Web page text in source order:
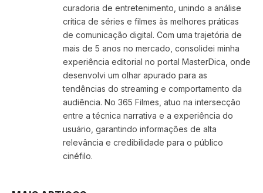
curadoria de entretenimento, unindo a análise
crítica de séries e filmes às melhores práticas
de comunicação digital. Com uma trajetória de
mais de 5 anos no mercado, consolidei minha
experiência editorial no portal MasterDica, onde
desenvolvi um olhar apurado para as
tendências do streaming e comportamento da
audiência. No 365 Filmes, atuo na intersecção
entre a técnica narrativa e a experiência do
usuário, garantindo informações de alta
relevância e credibilidade para o público
cinéfilo.